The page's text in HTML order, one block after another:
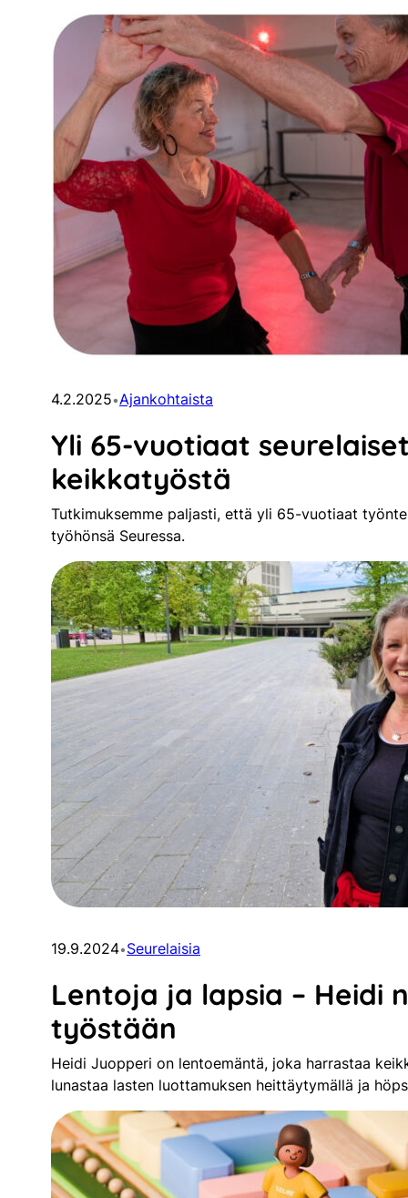
4.2.2025•Ajankohtaista
Yli 65-vuotiaat
keikkatyöstä
Tutkimuksemme paljasti, että yli 65-vuotiaat
työhönsä Seuressa.
19.9.2024•Seurelaisia
Lentoja ja lapsia – Heidi
työstään
Heidi Juopperi on lentoemäntä, joka harrastaa
lunastaa lasten luottamuksen heittäytymällä ja